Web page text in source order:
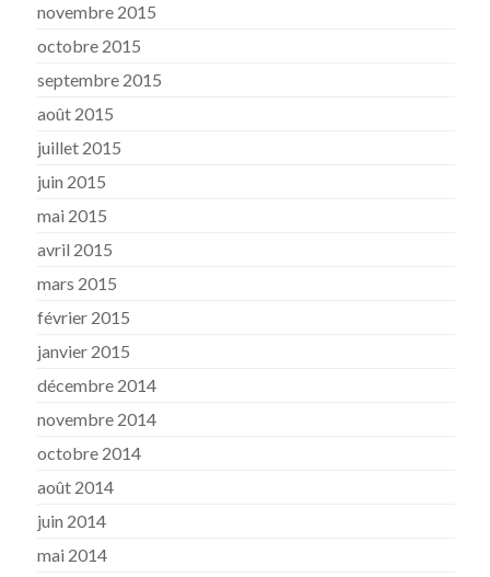
novembre 2015
octobre 2015
septembre 2015
août 2015
juillet 2015
juin 2015
mai 2015
avril 2015
mars 2015
février 2015
janvier 2015
décembre 2014
novembre 2014
octobre 2014
août 2014
juin 2014
mai 2014